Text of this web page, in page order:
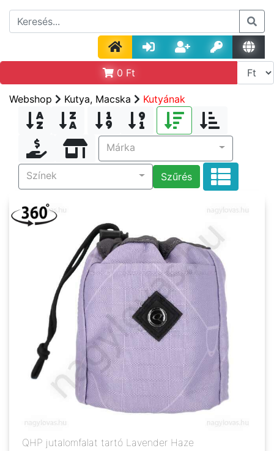
0 Ft
Webshop Kutya, Macska Kutyának
Márka
Színek Szűrés
QHP jutalomfalat tartó Lavender Haze